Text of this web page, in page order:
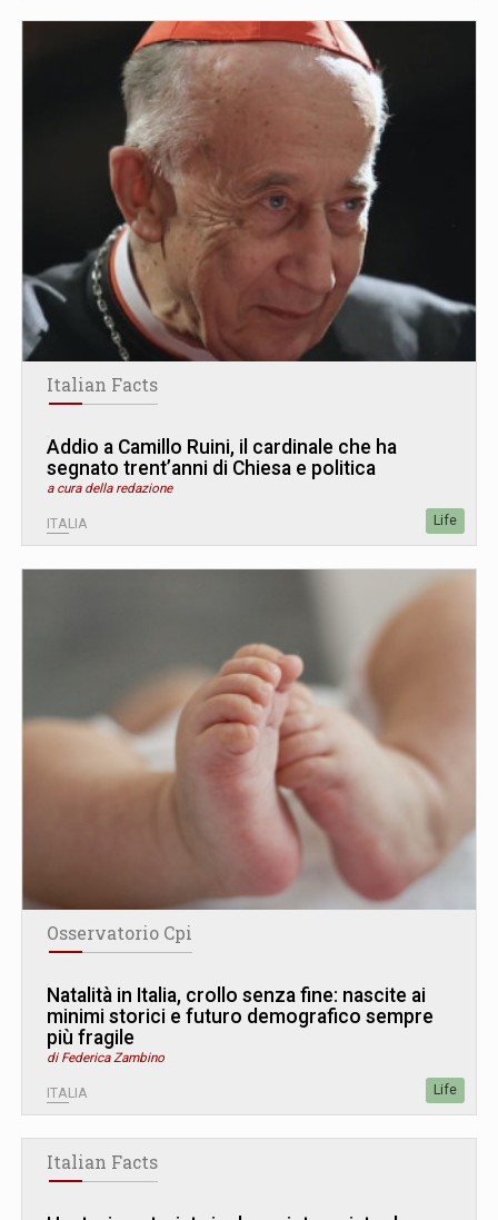
Italian Facts
Addio a Camillo Ruini, il cardinale che ha
segnato trent’anni di Chiesa e politica
a cura della redazione
ITALIA Life
Osservatorio Cpi
Natalità in Italia, crollo senza fine: nascite ai
minimi storici e futuro demografico sempre
più fragile
di Federica Zambino
ITALIA Life
Italian Facts